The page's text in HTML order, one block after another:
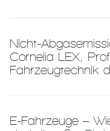
Nicht-
Cornelia LEX,
Fahrzeugtechnik
E-Fahrzeuge –